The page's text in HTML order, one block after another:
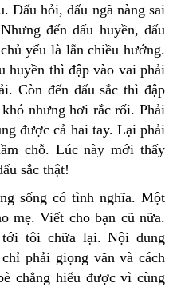
hỏi, dấu ngã nàng sai
đến dấu huyền, dấu
yếu là lẫn chiều hướng.
huyền thì đập vào vai phải
Còn đến dấu sắc thì đập
nhưng hơi rắc rối. Phải
được cả hai tay. Lại phải
chỗ. Lúc này mới thấy
sắc thật!
sống có tình nghĩa. Một
mẹ. Viết cho bạn cũ nữa.
tôi chữa lại. Nội dung
phải giọng văn và cách
chẳng hiểu được vì cùng